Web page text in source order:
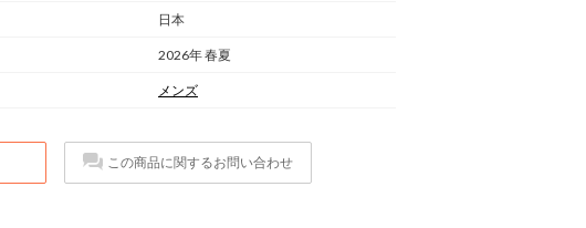
日本
2026年 春夏
メンズ
この商品に関するお問い合わせ